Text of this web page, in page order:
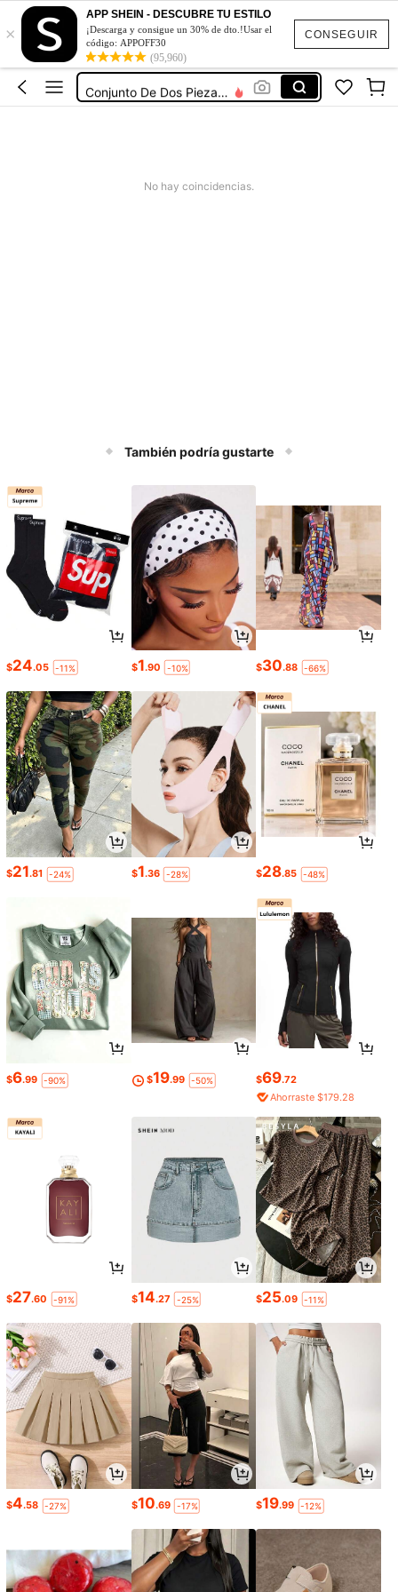
CONSEGUIR
×
APP SHEIN - DESCUBRE TU ESTILO
¡Descarga y consigue un 30% de dto.!Usar el
código: APPOFF30
(95,960)
Vestidos De Mujer Casual
Vestidos Elegantes De Mujer
Blusas Bonitas De Mujer
No hay coincidencias.
También podría gustarte
$24.05 -11% $1.90 -10% $30.88 -66%
$21.81 -24% $1.36 -28% $28.85 -48%
$6.99 -90% $19.99 -50% $69.72
Ahorraste $179.28
$27.60 -91% $14.27 -25% $25.09 -11%
$4.58 -27% $10.69 -17% $19.99 -12%